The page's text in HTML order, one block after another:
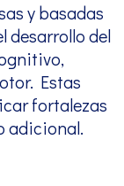
y basadas
desarrollo del
Estas
fortalezas
adicional.